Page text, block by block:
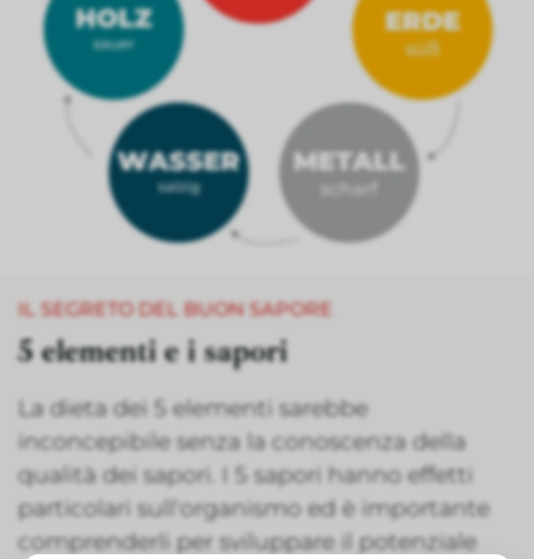
IL SEGRETO DEL BUON SAPORE
5 elementi e i sapori
La dieta dei 5 elementi sarebbe
inconcepibile senza la conoscenza della
qualità dei sapori. I 5 sapori hanno effetti
particolari sull'organismo ed è importante
comprenderli per sviluppare il potenziale